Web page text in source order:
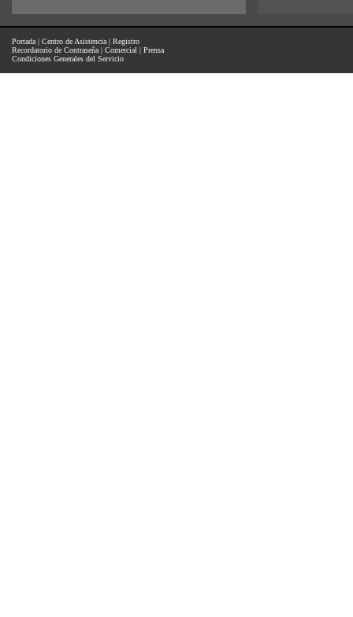
Portada | Centro de Asistencia | Registro
Recordatorio de Contraseña | Comercial | Prensa
Condiciones Generales del Servicio